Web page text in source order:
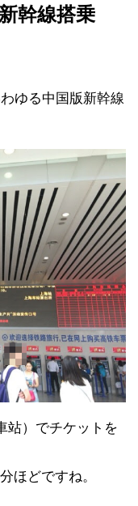
幹線搭乗
ゆる中国版新幹線
站）でチケットを
ほどですね。